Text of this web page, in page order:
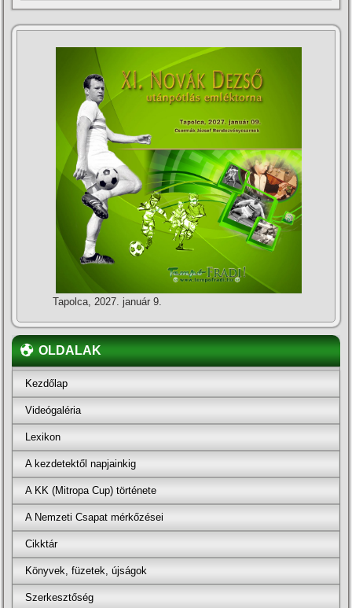
Tapolca, 2027. január 9.
OLDALAK
Kezdőlap
Videógaléria
Lexikon
A kezdetektől napjainkig
A KK (Mitropa Cup) története
A Nemzeti Csapat mérkőzései
Cikktár
Könyvek, füzetek, újságok
Szerkesztőség